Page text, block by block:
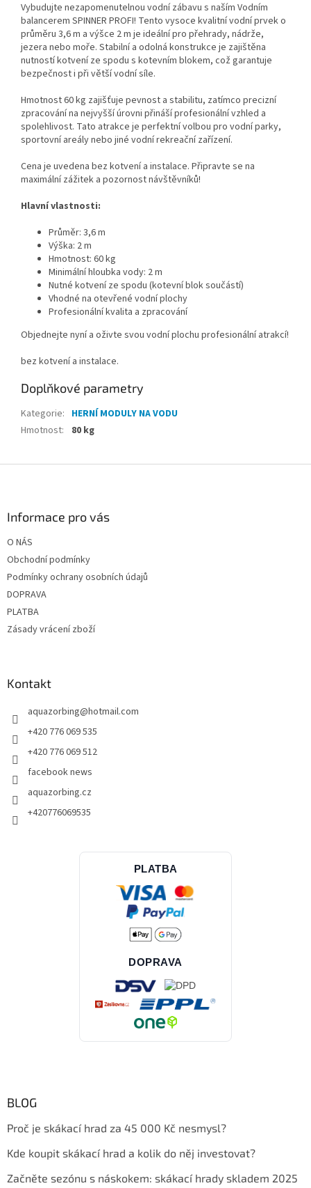
Vybudujte nezapomenutelnou vodní zábavu s naším Vodním
balancerem SPINNER PROFI! Tento vysoce kvalitní vodní prvek o
průměru 3,6 m a výšce 2 m je ideální pro přehrady, nádrže,
jezera nebo moře. Stabilní a odolná konstrukce je zajištěna
nutností kotvení ze spodu s kotevním blokem, což garantuje
bezpečnost i při větší vodní síle.
Hmotnost 60 kg zajišťuje pevnost a stabilitu, zatímco precizní
zpracování na nejvyšší úrovni přináší profesionální vzhled a
spolehlivost. Tato atrakce je perfektní volbou pro vodní parky,
sportovní areály nebo jiné vodní rekreační zařízení.
Cena je uvedena bez kotvení a instalace. Připravte se na
maximální zážitek a pozornost návštěvníků!
Hlavní vlastnosti:
Průměr: 3,6 m
Výška: 2 m
Hmotnost: 60 kg
Minimální hloubka vody: 2 m
Nutné kotvení ze spodu (kotevní blok součástí)
Vhodné na otevřené vodní plochy
Profesionální kvalita a zpracování
Objednejte nyní a oživte svou vodní plochu profesionální atrakcí!
bez kotvení a instalace.
Doplňkové parametry
Kategorie: HERNÍ MODULY NA VODU
Hmotnost: 80 kg
Informace pro vás
O NÁS
Obchodní podmínky
Podmínky ochrany osobních údajů
DOPRAVA
PLATBA
Zásady vrácení zboží
Kontakt
aquazorbing@hotmail.com
+420 776 069 535
+420 776 069 512
facebook news
aquazorbing.cz
+420776069535
PLATBA
DOPRAVA
BLOG
Proč je skákací hrad za 45 000 Kč nesmysl?
Kde koupit skákací hrad a kolik do něj investovat?
Začněte sezónu s náskokem: skákací hrady skladem 2025